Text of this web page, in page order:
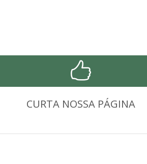
CURTA NOSSA PÁGINA